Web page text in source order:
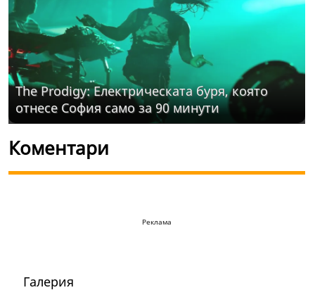
The Prodigy: Електрическата буря, която
отнесе София само за 90 минути
Коментари
Реклама
Галерия